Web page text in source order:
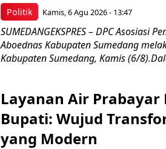
Politik Kamis, 6 Agu 2026 - 13:47
SUMEDANGEKSPRES – DPC Asosiasi
Aboednas Kabupaten Sumedang
Kabupaten Sumedang, Kamis (6/
Layanan Air Prabayar
Bupati: Wujud
yang Modern